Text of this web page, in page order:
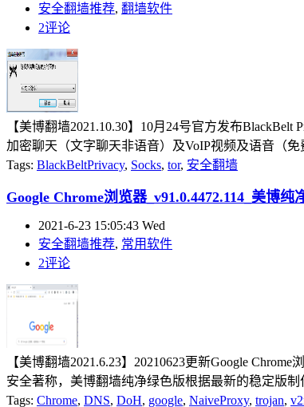
安全翻墙推荐, 翻墙软件
2评论
【美博翻墙2021.10.30】10月24号官方发布
加密聊天（文字聊天非语音）及VoIP视频及语音（
Tags: BlackBeltPrivacy, Socks, tor, 安全翻墙
Google Chrome浏览器_v91.0.4472.114_美博纯
2021-6-23 15:05:43 Wed
安全翻墙推荐, 常用软件
2评论
【美博翻墙2021.6.23】20210623更新Google
安全著称，美博翻墙纯净绿色版根据最新的稳定版
Tags: Chrome, DNS, DoH, google, NaiveProxy, trojan,